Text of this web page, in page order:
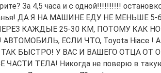
За 4,5 часа и с одной!!!!!!!!!!
ДА Я НА МАШИНЕ ЕДУ НЕ МЕНЬШЕ 5-
КАЖДЫЕ 25-30 КМ, ПОТОМУ КАК
АВТОМОБИЛЬ, ЕСЛИ ЧТО, Toyota Hiace !
БЫСТРО! У ВАС И ВАШЕГО ОТЦА ОТ
ТЕЛА! Никогда не поверю в